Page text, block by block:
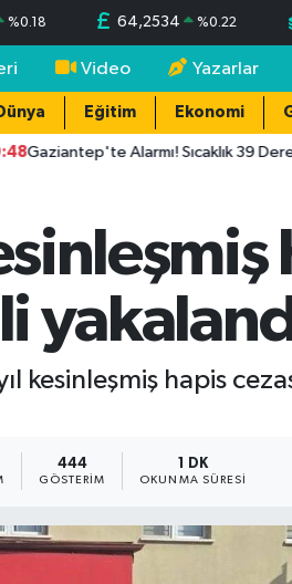
%0.18 64,2534 %0.22
Video Yazarlar
Eğitim Ekonomi
Alarmı! Sıcaklık 39 Dereceye
kesinleşmiş hapis
444
GÖSTERIM
1 DK
OKUNMA SÜRESI